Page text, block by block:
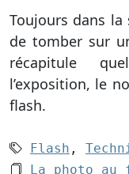
Toujours dans la
de tomber sur
récapitule
l’exposition, le
flash.
Mots-clés
Flash ,
Le dossier
La photo au